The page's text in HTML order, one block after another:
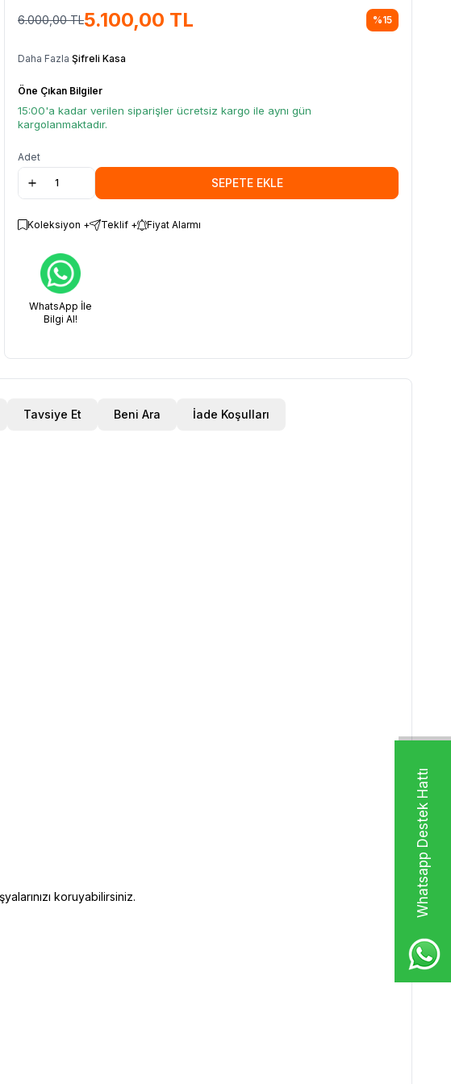
Whatsapp Destek Hattı
6.000,00TL5.100,00 TL %15
Daha Fazla Şifreli Kasa
Öne Çıkan Bilgiler
15:00'a kadar verilen siparişler ücretsiz kargo ile aynı gün
kargolanmaktadır.
Adet
SEPETE EKLE
Koleksiyon + Teklif + Fiyat Alarmı
WhatsApp İle
Bilgi Al!
Tavsiye Et Beni Ara İade Koşulları
koruyabilirsiniz.